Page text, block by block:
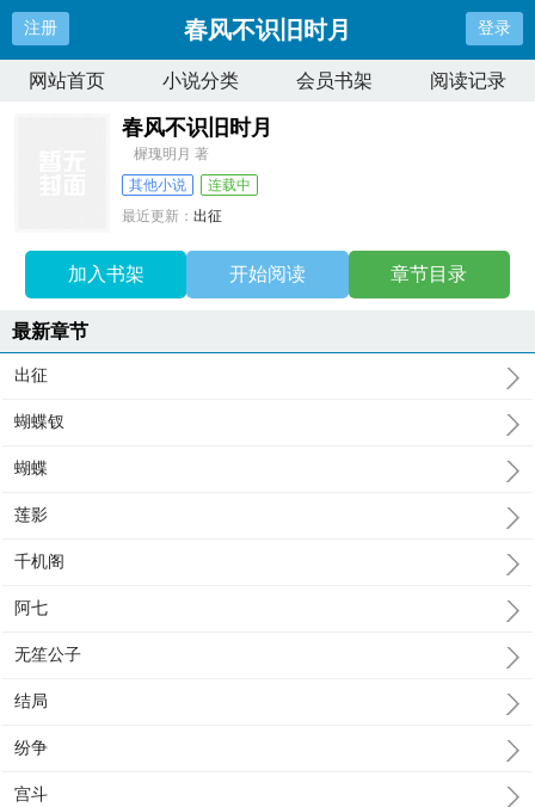
注册 春风不识旧时月 登录
网站首页 小说分类 会员书架 阅读记录
春风不识旧时月
樨瑰明月 著
其他小说
连载中
最近更新：出征
加入书架 开始阅读 章节目录
最新章节
出征
蝴蝶钗
蝴蝶
莲影
千机阁
阿七
无笙公子
结局
纷争
宫斗